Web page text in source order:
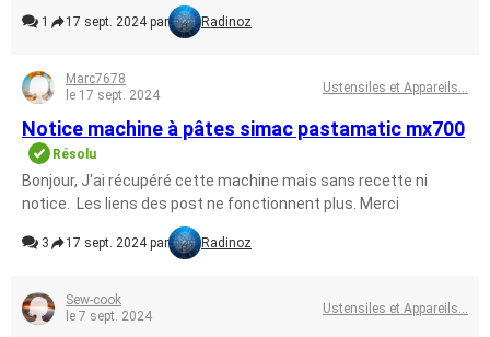
1 17 sept. 2024 par Radinoz
Marc7678
le 17 sept. 2024
Ustensiles et Appareils...
Notice machine à pâtes simac pastamatic mx700
Résolu
Bonjour, J'ai récupéré cette machine mais sans recette ni
notice. Les liens des post ne fonctionnent plus. Merci
3 17 sept. 2024 par Radinoz
Sew-cook
le 7 sept. 2024
Ustensiles et Appareils...